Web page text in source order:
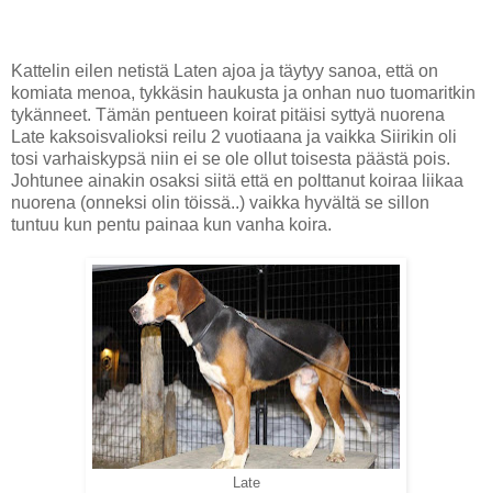
Kattelin eilen netistä Laten ajoa ja täytyy sanoa, että on
komiata menoa, tykkäsin haukusta ja onhan nuo tuomaritkin
tykänneet. Tämän pentueen koirat pitäisi syttyä nuorena
Late kaksoisvalioksi reilu 2 vuotiaana ja vaikka Siirikin oli
tosi varhaiskypsä niin ei se ole ollut toisesta päästä pois.
Johtunee ainakin osaksi siitä että en polttanut koiraa liikaa
nuorena (onneksi olin töissä..) vaikka hyvältä se sillon
tuntuu kun pentu painaa kun vanha koira.
Late